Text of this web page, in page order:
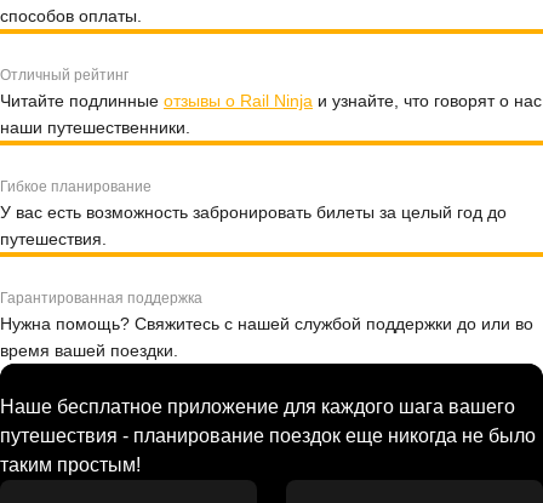
способов оплаты.
Отличный рейтинг
Читайте подлинные отзывы о Rail Ninja и узнайте, что говорят о нас
наши путешественники.
Гибкое планирование
У вас есть возможность забронировать билеты за целый год до
путешествия.
Гарантированная поддержка
Нужна помощь? Свяжитесь с нашей службой поддержки до или во
время вашей поездки.
Наше бесплатное приложение для каждого шага вашего
путешествия - планирование поездок еще никогда не было
таким простым!